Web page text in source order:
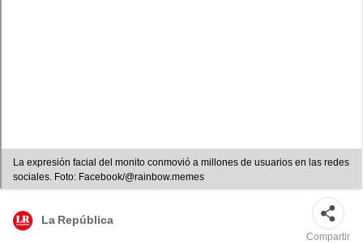
La expresión facial del monito conmovió a millones de usuarios en las redes
sociales. Foto: Facebook/@rainbow.memes
La República
Compartir